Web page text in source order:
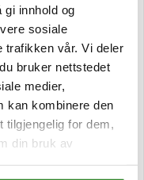
gi innhold og
sosiale
trafikken vår. Vi deler
bruker nettstedet
medier,
kan kombinere den
for dem,
din bruk av
cutbox 30*300m
208,81 /rull